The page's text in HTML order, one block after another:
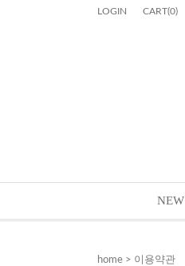
LOGIN CART(0)
NEW
home > 이용약관